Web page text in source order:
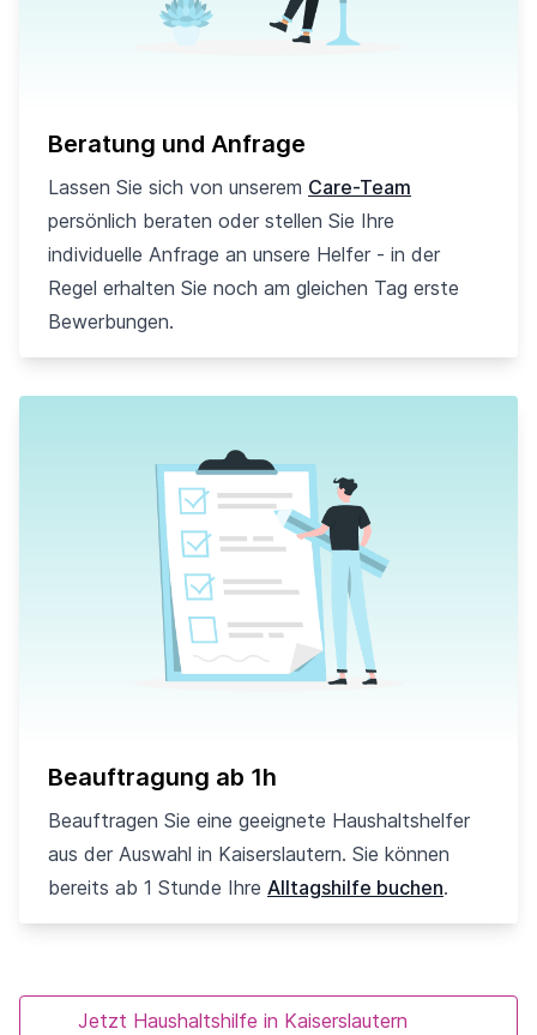
Beratung und Anfrage
Lassen Sie sich von unserem Care-Team
persönlich beraten oder stellen Sie Ihre
individuelle Anfrage an unsere Helfer - in der
Regel erhalten Sie noch am gleichen Tag erste
Bewerbungen.
Beauftragung ab 1h
Beauftragen Sie eine geeignete Haushaltshelfer
aus der Auswahl in Kaiserslautern. Sie können
bereits ab 1 Stunde Ihre Alltagshilfe buchen.
Jetzt Haushaltshilfe in Kaiserslautern